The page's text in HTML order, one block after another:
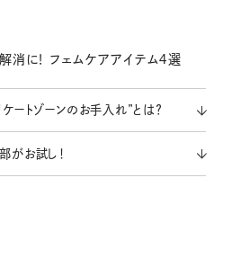
t
消に！ フェムケアアイテム４選
ートゾーンのお手入れ”とは？
がお試し！